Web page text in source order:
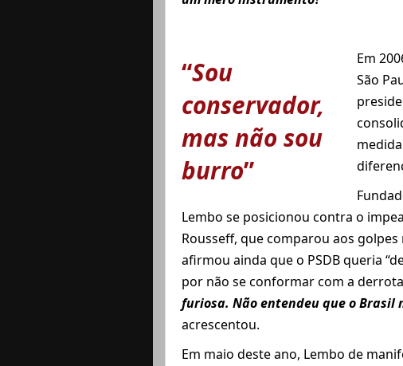
“Sou
conservador,
mas não sou
burro”
Em
São
Lembo se posicionou contra o
Rousseff, que comparou aos
afirmou ainda que o PSDB queria
por não se conformar com a
furiosa. Não entendeu que o Brasil
acrescentou.
Em maio deste ano, Lembo de